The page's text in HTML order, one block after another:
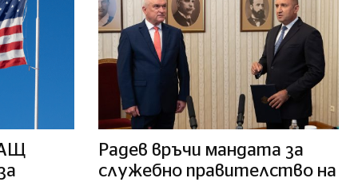
Радев връчи мандата за
служебно правителство на